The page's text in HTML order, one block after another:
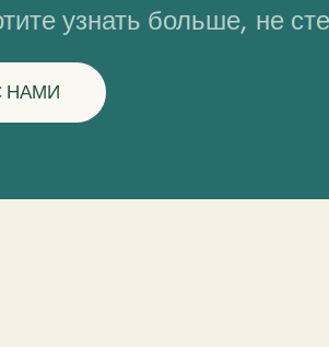
узнать больше, не
НАМИ